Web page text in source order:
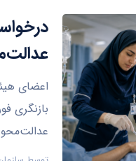
اعضای
بازنگری